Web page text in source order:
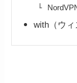
with（ウ